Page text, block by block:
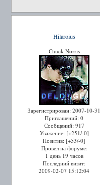
Hilaroius
Chuck Norris
Зарегистрирован: 2007-10-31
Приглашений: 0
Сообщений: 917
Уважение: [+251/-0]
Позитив: [+53/-0]
Провел на форуме:
1 день 19 часов
Последний визит:
2009-02-07 15:12:04